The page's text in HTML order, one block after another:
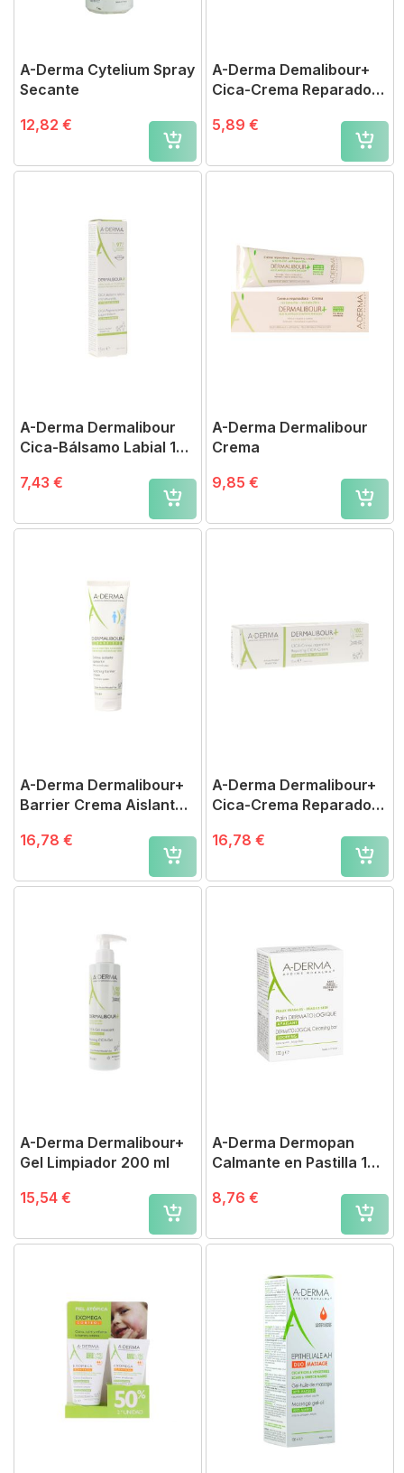
A-Derma Cytelium Spray
Secante
12,82 €
A-Derma Demalibour+
Cica-Crema Reparadora
5,89 €
A-Derma Dermalibour
Cica-Bálsamo Labial 15
7,43 €
A-Derma Dermalibour
Crema
9,85 €
A-Derma Dermalibour+
Barrier Crema Aislante
16,78 €
A-Derma Dermalibour+
Cica-Crema Reparadora
16,78 €
A-Derma Dermalibour+
Gel Limpiador 200 ml
15,54 €
A-Derma Dermopan
Calmante en Pastilla 100
8,76 €